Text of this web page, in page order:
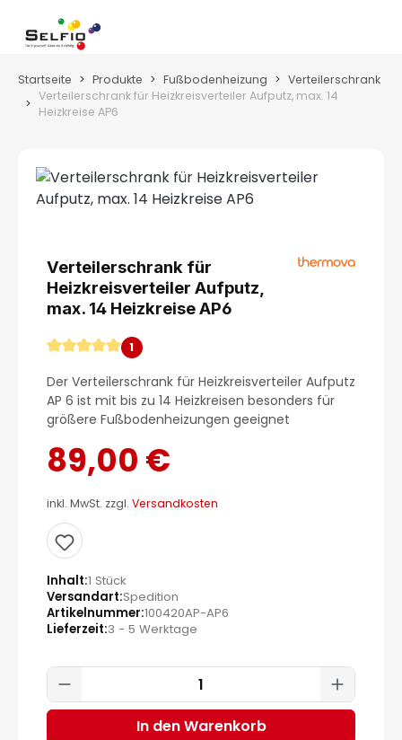
Zum Hauptinhalt springen
Startseite Produkte Fußbodenheizung
Verteilerschrank
Verteilerschrank für Heizkreisverteiler Aufputz, max. 14
Heizkreise AP6
Verteilerschrank für
Heizkreisverteiler Aufputz,
max. 14 Heizkreise AP6
Durchschnittliche Bewertung von 5 von 5 Sternen
1
Der Verteilerschrank für Heizkreisverteiler Aufputz
AP 6 ist mit bis zu 14 Heizkreisen besonders für
größere Fußbodenheizungen geeignet
89,00 €
inkl. MwSt. zzgl. Versandkosten
Inhalt 1 Stück
Versandart Spedition
Artikelnummer 100420AP-AP6
Lieferzeit 3 - 5 Werktage
Produkt Anzahl: Gib den
In den Warenkorb